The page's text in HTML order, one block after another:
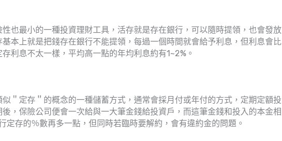
也最小的一種投資理財工具，活存就是存在銀行，可以隨時提領，也會發放
本上就是把錢存在銀行不能提領，每過一個時間就會給予利息，但利息會比
利息不太一樣，平均高一點的年均利息約有1~2%。
＂定存＂的概念的一種儲蓄方式，通常會採月付或年付的方式，定期定額投
，保險公司便會一次給與一大筆金錢給投資戶，而這筆金錢和投入的本金相
定存的％數再多一點，但同時若臨時要解約，會有違約金的問題。